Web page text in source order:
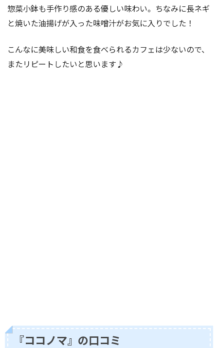
惣菜小鉢も手作り感のある優しい味わい。ちなみに長ネギ
と焼いた油揚げが入った味噌汁がお気に入りでした！
こんなに美味しい和食を食べられるカフェは少ないので、
またリピートしたいと思います♪
『ココノマ』の口コミ